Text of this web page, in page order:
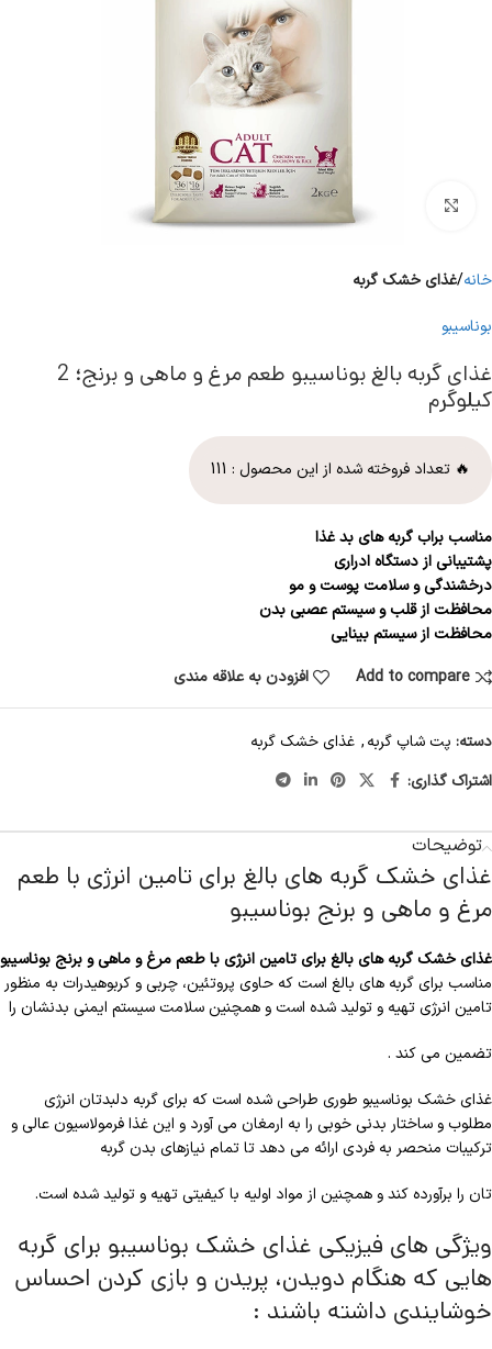
برای بزرگنمایی کلیک کنید
خانه غذای خشک گربه
بوناسیبو
غذای گربه بالغ بوناسیبو طعم مرغ و ماهی و برنج؛ 2
کیلوگرم
🔥 تعداد فروخته شده از این محصول : 111
مناسب براب گربه های بد غذا
پشتیبانی از دستگاه ادراری
درخشندگی و سلامت پوست و مو
محافظت از قلب و سیستم عصبی بدن
محافظت از سیستم بینایی
Add to compare
افزودن به علاقه مندی
دسته: پت شاپ گربه, غذای خشک گربه
اشتراک گذاری:
توضیحات
غذای خشک گربه های بالغ برای تامین انرژی با طعم
مرغ و ماهی و برنج بوناسیبو
غذای خشک گربه های بالغ برای تامین انرژی با طعم مرغ و ماهی و برنج بوناسیبو
مناسب برای گربه های بالغ است که حاوی پروتئین، چربی و کربوهیدرات به منظور
تامین انرژی تهیه و تولید شده است و همچنین سلامت سیستم ایمنی بدنشان را
تضمین می کند .
غذای خشک بوناسیبو طوری طراحی شده است که برای گربه دلبدتان انرژی
مطلوب و ساختار بدنی خوبی را به ارمغان می آورد و این غذا فرمولاسیون عالی و
ترکیبات منحصر به فردی ارائه می‌ دهد تا تمام نیازهای بدن گربه
تان را برآورده کند و همچنین از مواد اولیه با کیفیتی تهیه و تولید شده است.
ویژگی های فیزیکی غذای خشک بوناسیبو برای گربه
هایی که هنگام دویدن، پریدن و بازی کردن احساس
خوشایندی داشته باشند :